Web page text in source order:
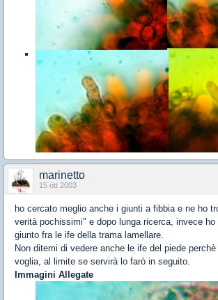
marinetto
15 ott 2003
ho cercato meglio anche i giunti a fibbia e ne ho
verità pochissimi" e dopo lunga ricerca, invece ho
giunto fra le ife della trama lamellare.
Non ditemi di vedere anche le ife del piede
voglia, al limite se servirà lo farò in seguito.
Immagini Allegate